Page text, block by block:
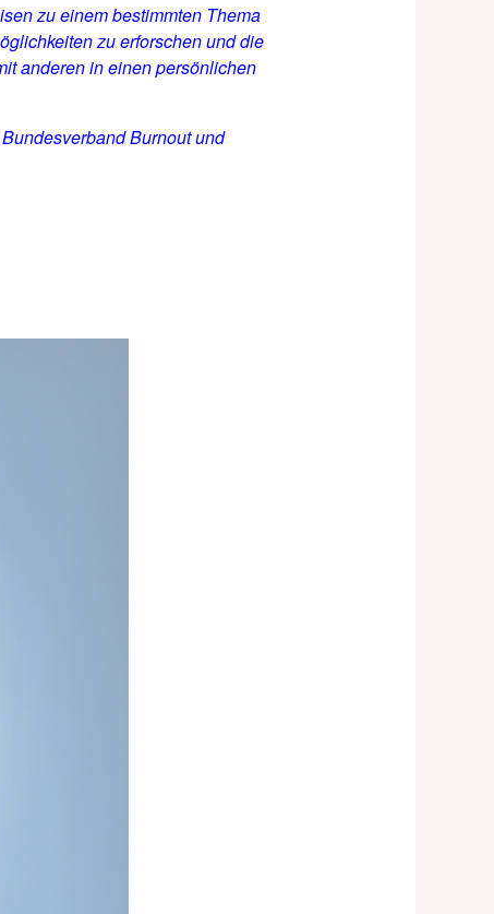
zu einem bestimmten Thema
zu erforschen und die
anderen in einen persönlichen
Burnout und